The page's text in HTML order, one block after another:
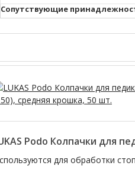
Cопутствующие
Podo Колпачки для
для обработки